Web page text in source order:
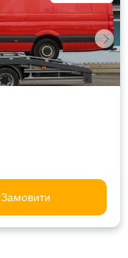
Замовити